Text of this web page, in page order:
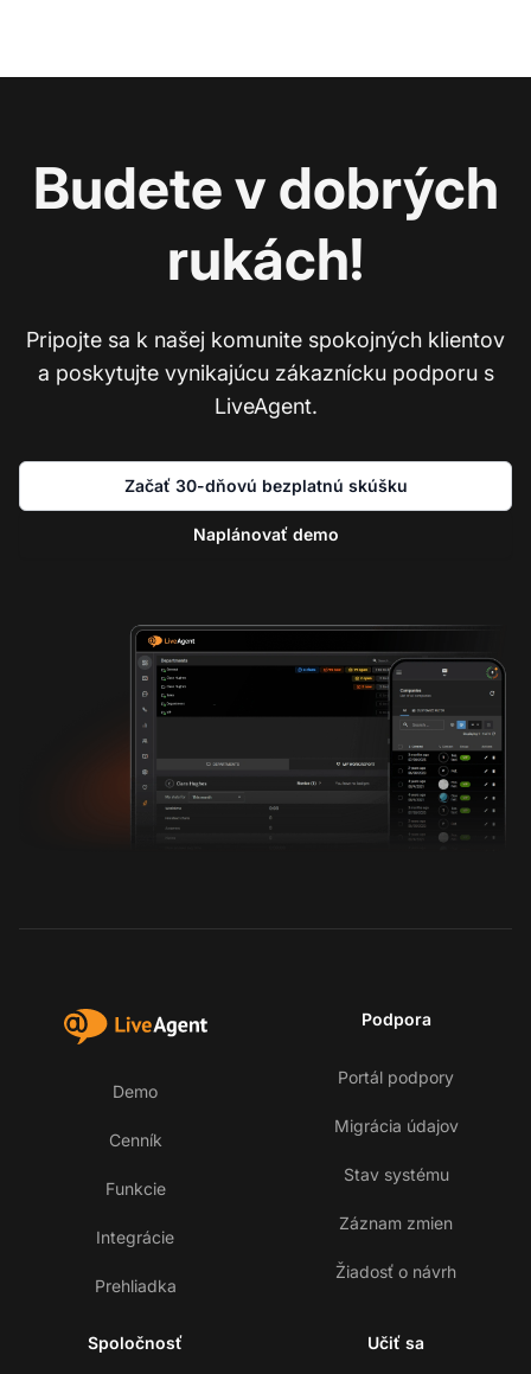
Budete v dobrých
rukách!
Pripojte sa k našej komunite spokojných klientov
a poskytujte vynikajúcu zákaznícku podporu s
LiveAgent.
Začať 30-dňovú bezplatnú skúšku
Naplánovať demo
Demo
Cenník
Funkcie
Integrácie
Prehliadka
Podpora
Portál podpory
Migrácia údajov
Stav systému
Záznam zmien
Žiadosť o návrh
Spoločnosť Učiť sa